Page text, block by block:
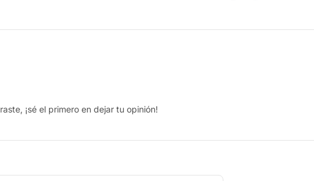
¡sé el primero en dejar tu opinión!